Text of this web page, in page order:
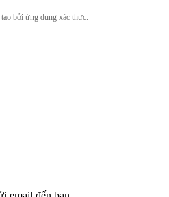
bởi ứng dụng xác thực.